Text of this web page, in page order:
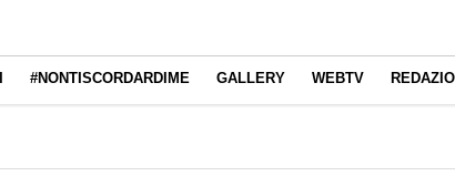
#NONTISCORDARDIME GALLERY WEBTV